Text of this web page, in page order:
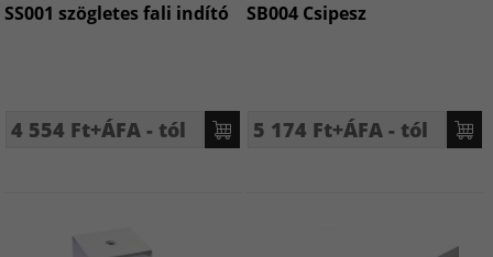
SS001 szögletes fali indító
4 554 Ft+ÁFA - tól
SB004 Csipesz
5 174 Ft+ÁFA - tól